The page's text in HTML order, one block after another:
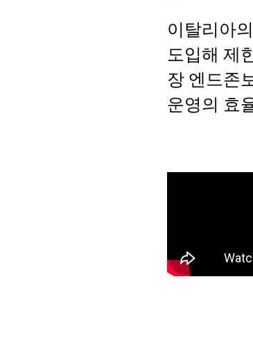
이탈리아
도입해 제
장 엔드존
운영의 효